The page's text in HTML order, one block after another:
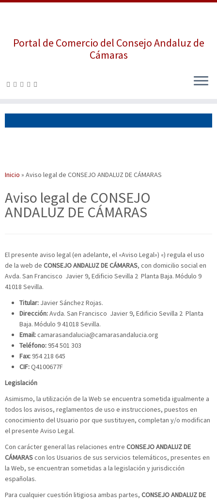
contenido
Portal de Comercio del Consejo Andaluz de
Cámaras
Inicio » Aviso legal de CONSEJO ANDALUZ DE CÁMARAS
Aviso legal de CONSEJO
ANDALUZ DE CÁMARAS
El presente aviso legal (en adelante, el «Aviso Legal») «) regula el uso
de la web de CONSEJO ANDALUZ DE CÁMARAS, con domicilio social en
Avda. San Francisco Javier 9, Edificio Sevilla 2 Planta Baja. Módulo 9
41018 Sevilla.
Titular: Javier Sánchez Rojas.
Dirección:Avda. San Francisco Javier 9, Edificio Sevilla 2 Planta
Baja. Módulo 9 41018 Sevilla.
Email:camarasandalucia@camarasandalucia.org
Teléfono:954 501 303
Fax:954 218 645
CIF:Q4100677F
Legislación
Asimismo, la utilización de la Web se encuentra sometida igualmente a
todos los avisos, reglamentos de uso e instrucciones, puestos en
conocimiento del Usuario por que sustituyen, completan y/o modifican
el presente Aviso Legal.
Con carácter general las relaciones entre CONSEJO ANDALUZ DE
CÁMARAScon los Usuarios de sus servicios telemáticos, presentes en
la Web, se encuentran sometidas a la legislación y jurisdicción
españolas.
Para cualquier cuestión litigiosa ambas partes, CONSEJO ANDALUZ DE